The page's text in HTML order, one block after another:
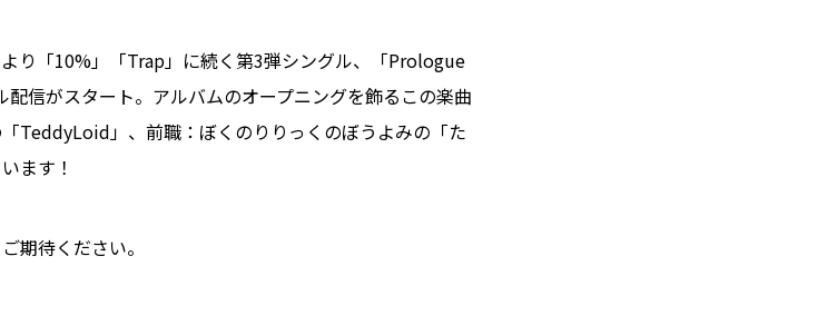
り「10%」「Trap」に続く第3弾シングル、「Prologue
信がスタート。アルバムのオープニングを飾るこの楽曲
TeddyLoid」、前職：ぼくのりりっくのぼうよみの「た
ます！
期待ください。